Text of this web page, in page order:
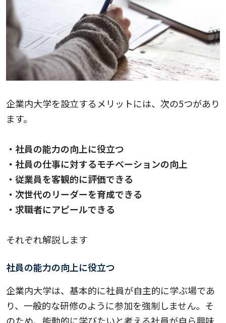
企業内大学を設立するメリットには、次の5つがあり
ます。
・社員の能力の向上に役立つ
・社員の仕事に対するモチベーションの向上
・従業員を客観的に評価できる
・次世代のリーダーを育成できる
・求職者にアピールできる
それぞれ解説します
社員の能力の向上に役立つ
企業内大学は、基本的に社員が自主的に学ぶ場であ
り、一般的な研修のように参加を強制しません。そ